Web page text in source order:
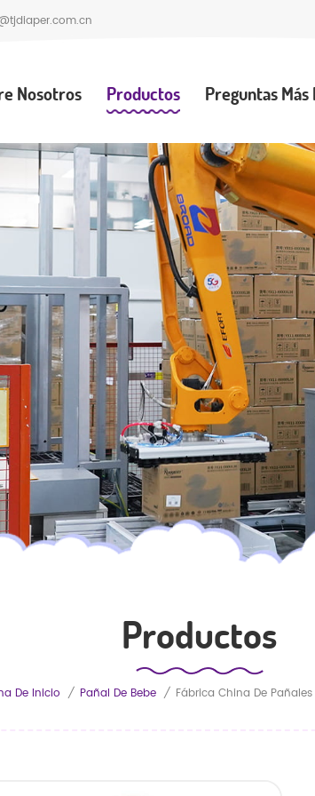
Nosotros Productos Preguntas
Productos
De Inicio / Pañal De Bebe /